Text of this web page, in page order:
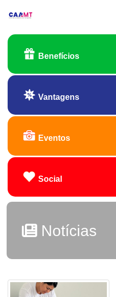
Benefícios
Vantagens
Eventos
Social
Notícias